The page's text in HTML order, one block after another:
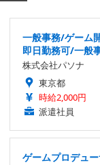
一般事務/ゲーム
即日勤務可/一般
株式会社パソナ
東京都
時給2,000円
派遣社員
ゲームプロデュ